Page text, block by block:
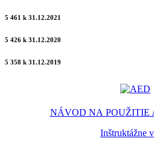
5 461 k 31.12.2021
5 426 k 31.12.2020
5 358 k 31.12.2019
NÁVOD NA POUŽITIE
Inštruktážne